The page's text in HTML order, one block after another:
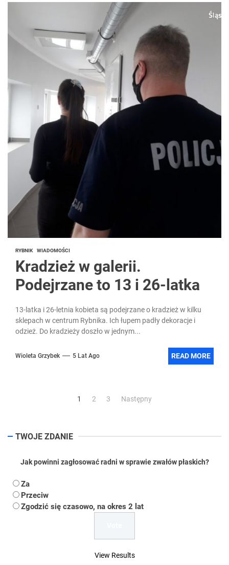
RYBNIK WIADOMOŚCI
Kradzież w galerii.
Podejrzane to 13 i 26-latka
13-latka i 26-letnia kobieta są podejrzane o kradzież w kilku
sklepach w centrum Rybnika. Ich łupem padły dekoracje i
odzież. Do kradzieży doszło w jednym...
Wioleta Grzybek 5 Lat Ago READ MORE
1 2 3 Następny
TWOJE ZDANIE
Jak powinni zagłosować radni w sprawie zwałów płaskich?
Za
Przeciw
Zgodzić się czasowo, na okres 2 lat
View Results